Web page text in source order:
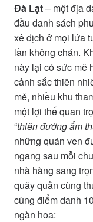
Đà Lạt– một địa
đầu danh sách
xê dịch ở mọi lứa
lần không chán.
này lại có sức mê
cảnh sắc thiên
mẻ, nhiều khu
một lợi thế quan
“thiên đường ẩm
những quán ven
ngang sau mỗi
nhà hàng sang
quây quần cùng
cùng điểm danh
ngàn hoa: